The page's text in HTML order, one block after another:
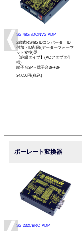
SS-485i-iDCNVS-ADP
2線式RS485 IDコンバータ ID
付加・ID削除(データーフォーマ
ット変換)器
【絶縁タイプ】(ACアダプタ仕
様)
端子台3P⇔端子台3P+3P
34,650円(税込)
ボーレート変換器
SS-232CBRC-ADP